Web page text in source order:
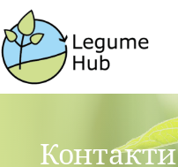
Контакти